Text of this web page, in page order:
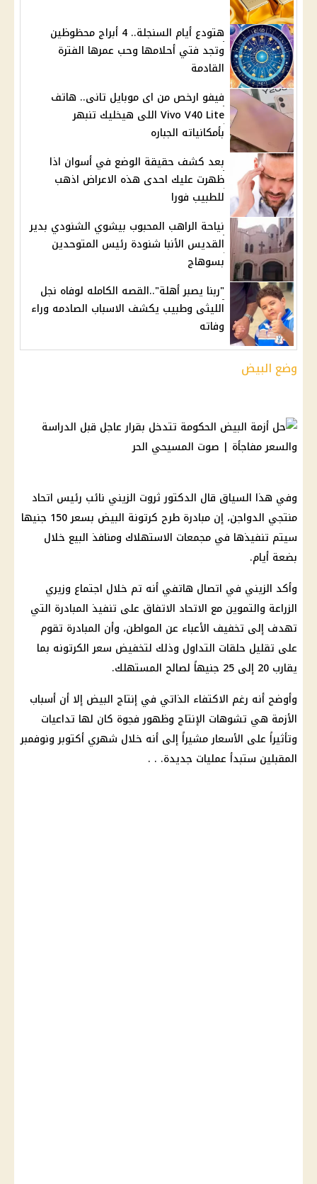
هتودع أيام السنجلة.. 4 أبراج محظوظين
وتجد فتي أحلامها وحب عمرها الفترة
القادمة
فيفو ارخص من اى موبايل تانى.. هاتف
Vivo V40 Lite اللى هيخليك تنبهر
بأمكانياته الجباره
بعد كشف حقيقة الوضع في أسوان اذا
ظهرت عليك احدى هذه الاعراض اذهب
للطبيب فورا
نياحة الراهب المحبوب بيشوي الشنودي بدير
القديس الأنبا شنودة رئيس المتوحدين
بسوهاج
"ربنا يصبر أهلة"..القصه الكامله لوفاه نجل
الليثى وطبيب يكشف الاسباب الصادمه وراء
وفاته
وضع البيض
وفي هذا السياق قال الدكتور ثروت الزيني نائب رئيس اتحاد
منتجي الدواجن، إن مبادرة طرح كرتونة البيض بسعر 150 جنيها
سيتم تنفيذها في مجمعات الاستهلاك ومنافذ البيع خلال
بضعة أيام.
وأكد الزيني في اتصال هاتفي أنه تم خلال اجتماع وزيري
الزراعة والتموين مع الاتحاد الاتفاق على تنفيذ المبادرة التي
تهدف إلى تخفيف الأعباء عن المواطن، وأن المبادرة تقوم
على تقليل حلقات التداول وذلك لتخفيض سعر الكرتونه بما
يقارب 20 إلى 25 جنيهاً لصالح المستهلك.
وأوضح أنه رغم الاكتفاء الذاتي في إنتاج البيض إلا أن أسباب
الأزمة هي تشوهات الإنتاج وظهور فجوة كان لها تداعيات
وتأثيراً على الأسعار مشيراً إلى أنه خلال شهري أكتوبر ونوفمبر
المقبلين ستبدأ عمليات جديدة. . .